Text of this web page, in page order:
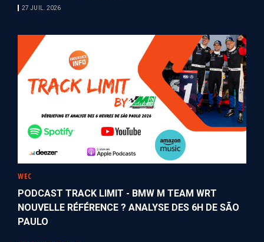
27 JUIL. 2026
WEC
PODCAST TRACK LIMIT - BMW M TEAM WRT
NOUVELLE RÉFÉRENCE ? ANALYSE DES 6H DE SÃO
PAULO